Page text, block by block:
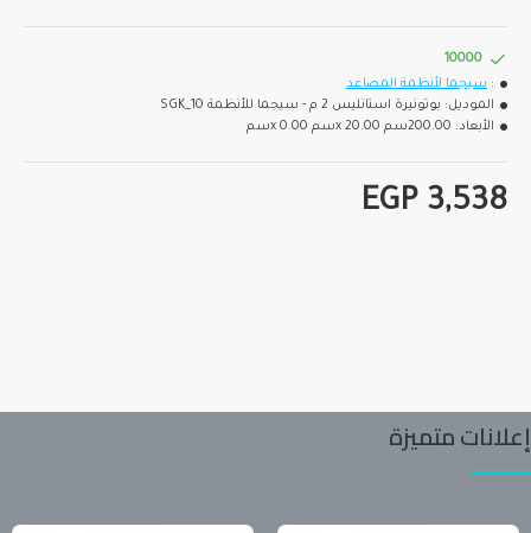
EGP 3,538
10000
: سيجما لأنظمة المصاعد
الموديل: بوتونيرة استانليس 2 م - سيجما للأنظمة SGK_10
الأبعاد: 200.00سم x 20.00سم x 0.00سم
إعلانات متميزة